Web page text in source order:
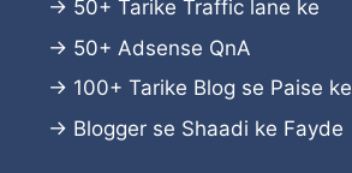
→ 50+ Tarike Traffic lane ke
→ 50+ Adsense QnA
→ 100+ Tarike Blog se Paise ke
→ Blogger se Shaadi ke Fayde